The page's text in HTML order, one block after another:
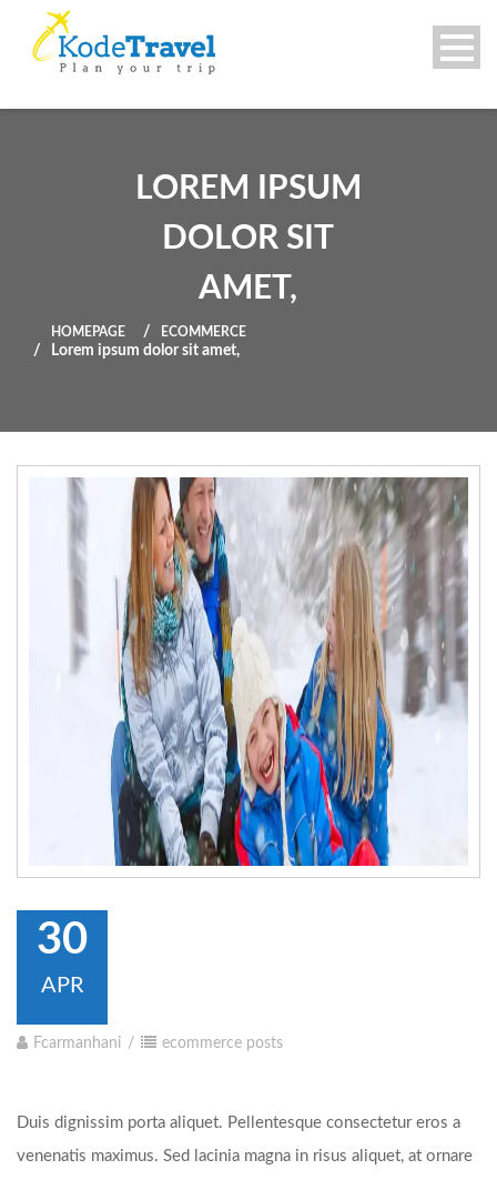
LOREM IPSUM
DOLOR SIT
AMET,
HOMEPAGE ECOMMERCE
Lorem ipsum dolor sit amet,
30
APR
Fcarmanhani ecommerce posts
Duis dignissim porta aliquet. Pellentesque consectetur eros a
venenatis maximus. Sed lacinia magna in risus aliquet, at ornare